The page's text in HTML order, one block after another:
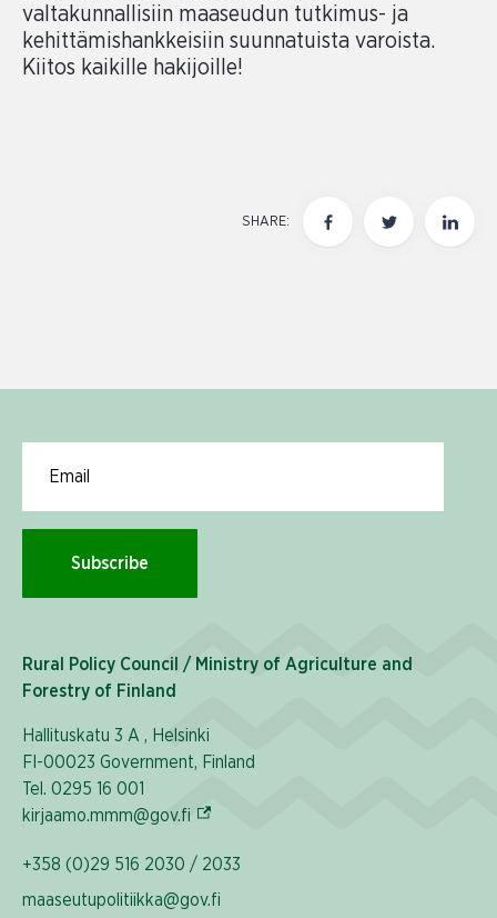
valtakunnallisiin maaseudun tutkimus- ja
kehittämishankkeisiin suunnatuista varoista.
Kiitos kaikille hakijoille!
SHARE:
Subscribe
Rural Policy Council / Ministry of Agriculture and
Forestry of Finland
Hallituskatu 3 A , Helsinki
FI-00023 Government, Finland
Tel. 0295 16 001
kirjaamo.mmm@gov.fi (External link)
+358 (0)29 516 2030 / 2033
maaseutupolitiikka@gov.fi